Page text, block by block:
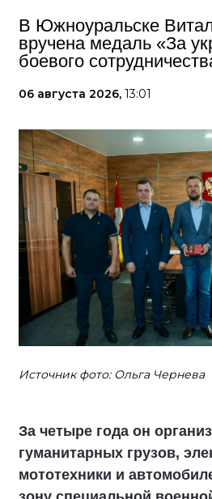
В Южноуральске
вручена медаль «За
боевого
06 августа 2026, 13:01
Источник фото: Ольга Чернева
За четыре года он
гуманитарных грузов,
мототехники и